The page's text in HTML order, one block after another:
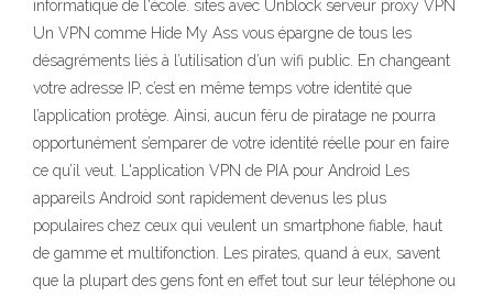
informatique de l'école. sites avec Unblock serveur proxy VPN
Un VPN comme Hide My Ass vous épargne de tous les
désagréments liés à l’utilisation d’un wifi public. En changeant
votre adresse IP, c’est en même temps votre identité que
l’application protège. Ainsi, aucun féru de piratage ne pourra
opportunément s’emparer de votre identité réelle pour en faire
ce qu’il veut. L'application VPN de PIA pour Android Les
appareils Android sont rapidement devenus les plus
populaires chez ceux qui veulent un smartphone fiable, haut
de gamme et multifonction. Les pirates, quand à eux, savent
que la plupart des gens font en effet tout sur leur téléphone ou